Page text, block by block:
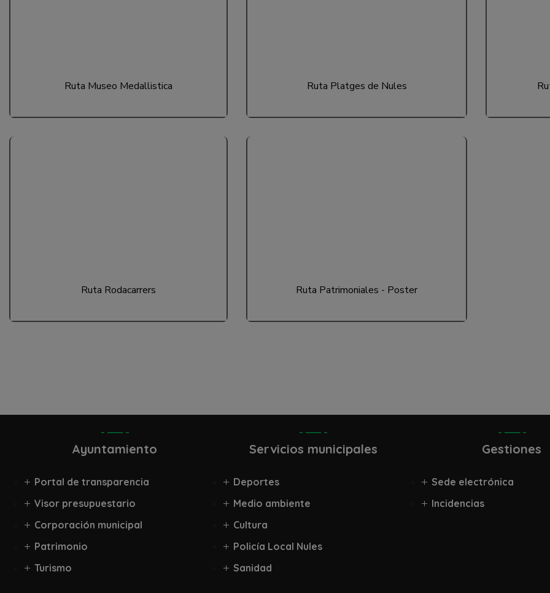
Ruta Museo Medallistica Ruta Platges de Nules
Ruta Rodacarrers Ruta Patrimoniales - Poster
Ayuntamiento
Portal de transparencia
Visor presupuestario
Corporación municipal
Patrimonio
Turismo
Servicios municipales
Deportes
Medio ambiente
Cultura
Policía Local Nules
Sanidad
Gestiones
Sede electrónica
Incidencias